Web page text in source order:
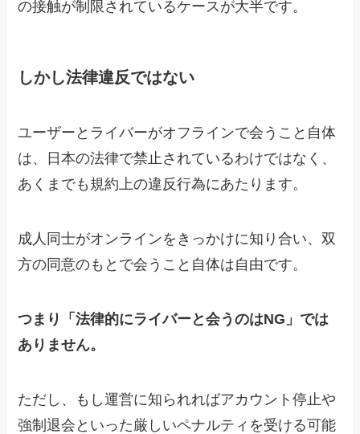
の接触が制限されているケースが大半です。
しかし法律違反ではない
ユーザーとライバーがオフラインで会うこと自体
は、日本の法律で禁止されているわけではなく、
あくまでも規約上の違反行為にあたります。
成人同士がオンラインをきっかけに知り合い、双
方の同意のもとで会うこと自体は自由です。
つまり「法律的にライバーと会うのはNG」では
ありません。
ただし、もし運営に知られればアカウント停止や
強制退会といった厳しいペナルティを受ける可能